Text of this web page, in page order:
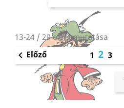
13-24 / 29 elem mutatása
 Előző 1 2 3